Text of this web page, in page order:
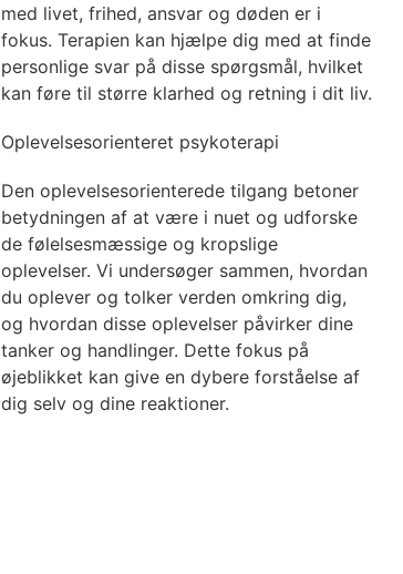
med livet, frihed, ansvar og døden er i
fokus. Terapien kan hjælpe dig med at finde
personlige svar på disse spørgsmål, hvilket
kan føre til større klarhed og retning i dit liv.
Oplevelsesorienteret psykoterapi
Den oplevelsesorienterede tilgang betoner
betydningen af at være i nuet og udforske
de følelsesmæssige og kropslige
oplevelser. Vi undersøger sammen, hvordan
du oplever og tolker verden omkring dig,
og hvordan disse oplevelser påvirker dine
tanker og handlinger. Dette fokus på
øjeblikket kan give en dybere forståelse af
dig selv og dine reaktioner.